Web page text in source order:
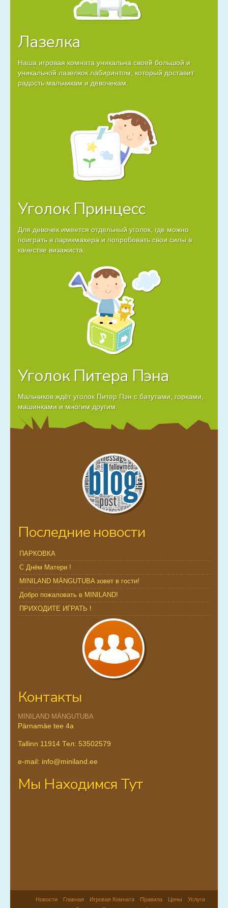
Лазелка
Наша игровая комната уникальна своей большой и
уникальной лазелкок лабиринтом, который доставит
радость мальчикам и девочекам.
Уголок Принцесс
Для девочек имеется отдельный уголок, где можно
поиграть в парикмахера и попробовать свои силы в
качестве визажиста.
Уголок Питера Пэна
Мальчиков ждёт уголок Питер Пэн с батутами, горками,
машинками и многим другим.
Последние новости
ПАРКОВКА
С Днём Матери !
MINILAND MÄNGUTUBA зовет в гости!
Добро пожаловать в MINILAND!
ПРИХОДИТЕ ИГРАТЬ !
Контакты
MINILAND MÄNGUTUBA
Pärnamäe tee 4a
Tallinn 11914 Тел: 53502579
e-mail: info@miniland.ee
Мы Находимся Тут
Hовости Главная Игровая Комната Правила Цены
Услуги